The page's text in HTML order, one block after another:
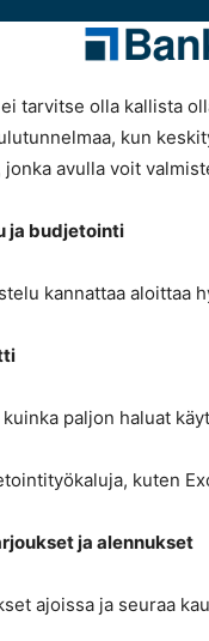
tarvitse olla kallista
kun
jonka avulla voit
ja budjetointi
kannattaa aloittaa
kuinka paljon haluat
kuten
ja alennukset
ajoissa ja seuraa